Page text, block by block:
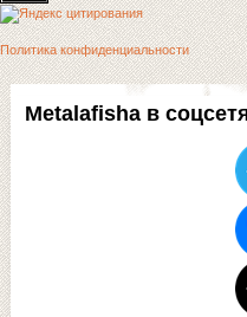
Metalafisha в
Политика конфиденциальности